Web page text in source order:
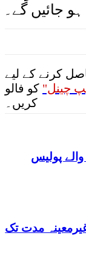
جائیں گے۔
کرنے کے لیے
چینل" کو فالو
کریں۔
پولیس
مدت تک